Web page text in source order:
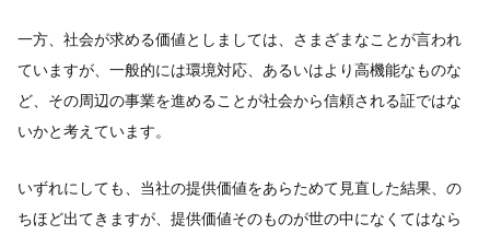
一方、社会が求める価値としましては、さまざまなことが言われ
ていますが、一般的には環境対応、あるいはより高機能なものな
ど、その周辺の事業を進めることが社会から信頼される証ではな
いかと考えています。
いずれにしても、当社の提供価値をあらためて見直した結果、の
ちほど出てきますが、提供価値そのものが世の中になくてはなら